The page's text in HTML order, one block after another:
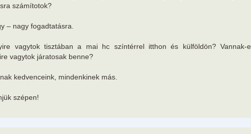
számítotok?
– nagy fogadtatásra.
vagytok tisztában a mai hc színtérrel itthon és külföldön? Vannak-e
vagytok járatosak benne?
kedvenceink, mindenkinek más.
szépen!